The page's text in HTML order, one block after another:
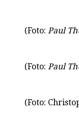
(Foto: Paul
(Foto: Paul
(Foto: